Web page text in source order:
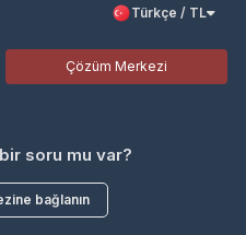
Türkçe / TL
Çözüm Merkezi
bir soru mu var?
bağlanın